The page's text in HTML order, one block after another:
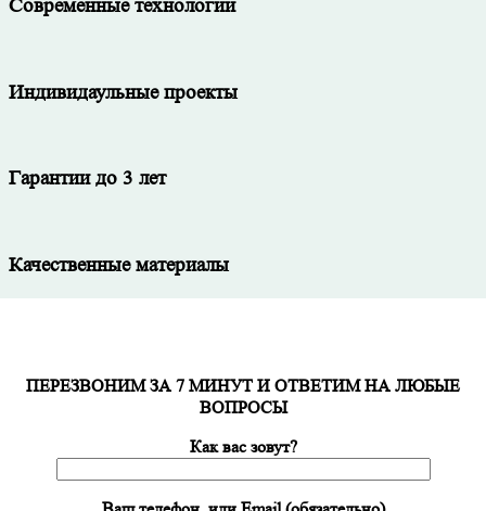
Современные технологии
Индивидаульные проекты
Гарантии до 3 лет
Качественные материалы
ПЕРЕЗВОНИМ ЗА 7 МИНУТ И ОТВЕТИМ НА ЛЮБЫЕ
ВОПРОСЫ
Как вас зовут?